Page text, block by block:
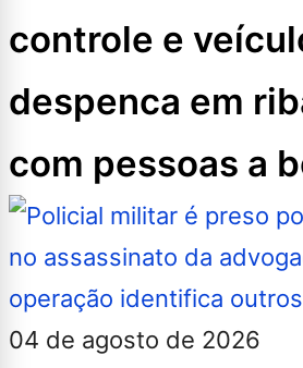
controle e
despenca em
com pessoas a
04 de agosto de 2026